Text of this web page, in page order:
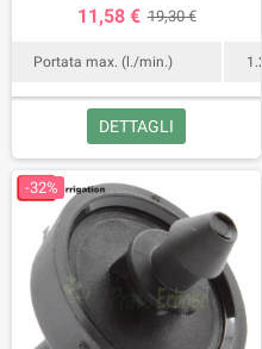
11,58 € 19,30 €
Portata max. (l./min.) 1.2
DETTAGLI
-32%